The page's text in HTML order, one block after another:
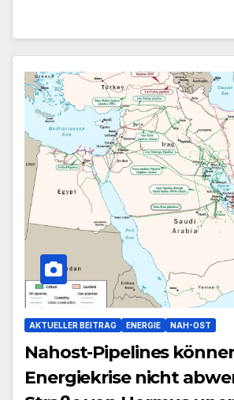
AKTUELLER BEITRAG ENERGIE NAH-OST
Nahost-Pipelines
Energiekrise nicht